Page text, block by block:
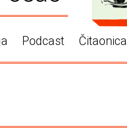
Podcast Čitaonica